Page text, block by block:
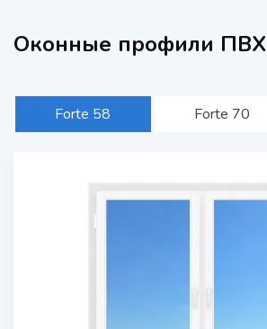
Оконные профили ПВХ
Forte 58 Forte 70